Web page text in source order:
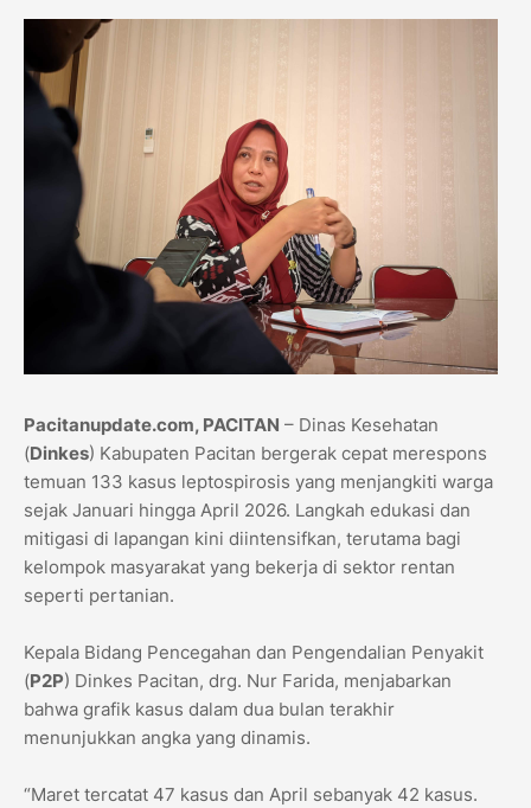
Pacitanupdate.com, ​PACITAN – Dinas Kesehatan
(Dinkes) Kabupaten Pacitan bergerak cepat merespons
temuan 133 kasus leptospirosis yang menjangkiti warga
sejak Januari hingga April 2026. Langkah edukasi dan
mitigasi di lapangan kini diintensifkan, terutama bagi
kelompok masyarakat yang bekerja di sektor rentan
seperti pertanian.
​Kepala Bidang Pencegahan dan Pengendalian Penyakit
(P2P) Dinkes Pacitan, drg. Nur Farida, menjabarkan
bahwa grafik kasus dalam dua bulan terakhir
menunjukkan angka yang dinamis.
​“Maret tercatat 47 kasus dan April sebanyak 42 kasus.